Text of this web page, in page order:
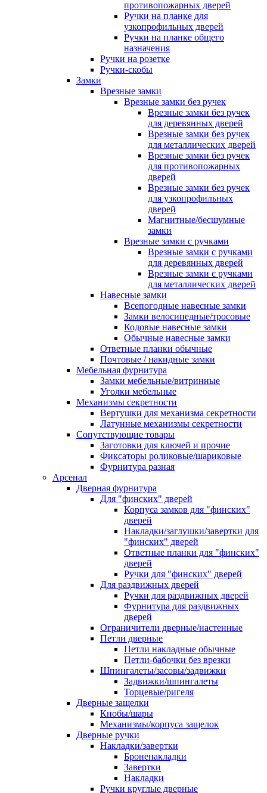
противопожарных дверей
Ручки на планке для
узкопрофильных дверей
Ручки на планке общего
назначения
Ручки на розетке
Ручки-скобы
Замки
Врезные замки
Врезные замки без ручек
Врезные замки без ручек
для деревянных дверей
Врезные замки без ручек
для металлических дверей
Врезные замки без ручек
для противопожарных
дверей
Врезные замки без ручек
для узкопрофильных
дверей
Магнитные/бесшумные
замки
Врезные замки с ручками
Врезные замки с ручками
для деревянных дверей
Врезные замки с ручками
для металлических дверей
Навесные замки
Всепогодные навесные замки
Замки велосипедные/тросовые
Кодовые навесные замки
Обычные навесные замки
Ответные планки обычные
Почтовые / накидные замки
Мебельная фурнитура
Замки мебельные/витринные
Уголки мебельные
Механизмы секретности
Вертушки для механизма секретности
Латунные механизмы секретности
Сопутствующие товары
Заготовки для ключей и прочие
Фиксаторы роликовые/шариковые
Фурнитура разная
Арсенал
Дверная фурнитура
Для "финских" дверей
Корпуса замков для "финских"
дверей
Накладки/заглушки/завертки для
"финских" дверей
Ответные планки для "финских"
дверей
Ручки для "финских" дверей
Для раздвижных дверей
Ручки для раздвижных дверей
Фурнитура для раздвижных
дверей
Ограничители дверные/настенные
Петли дверные
Петли накладные обычные
Петли-бабочки без врезки
Шпингалеты/засовы/задвижки
Задвижки/шпингалеты
Торцевые/ригеля
Дверные защелки
Кнобы/шары
Механизмы/корпуса защелок
Дверные ручки
Накладки/завертки
Броненакладки
Завертки
Накладки
Ручки круглые дверные